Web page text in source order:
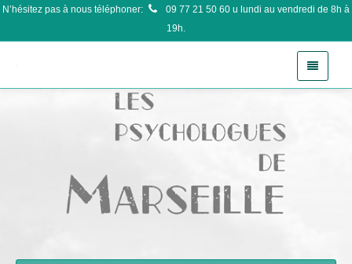
N’hésitez pas à nous téléphoner: 09 77 21 50 60 u lundi au vendredi de 8h à
19h.